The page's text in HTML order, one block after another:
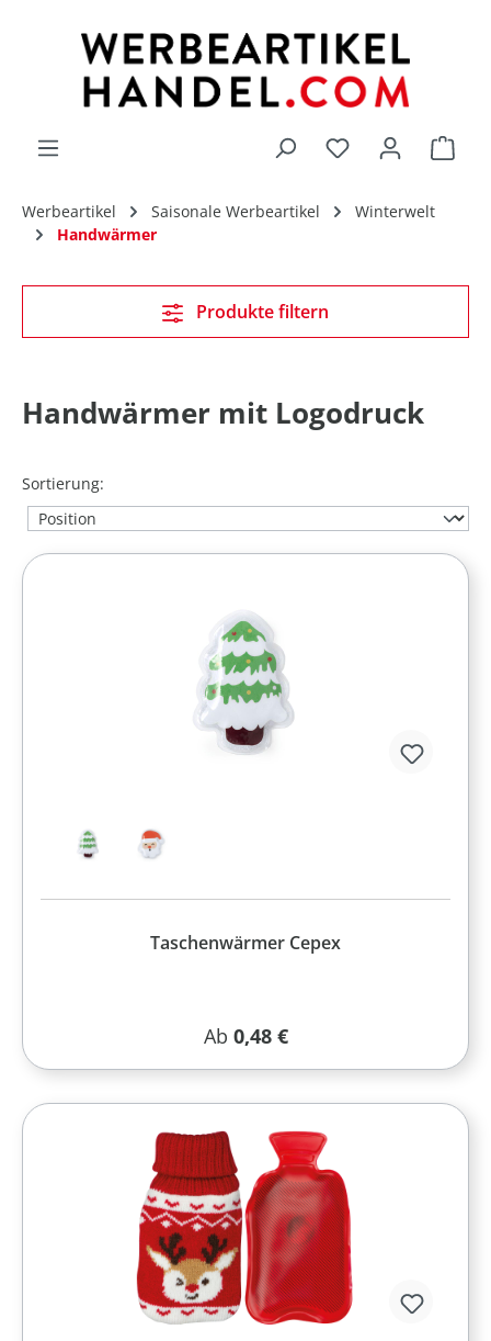
Du hast 0
Werbeartikel Saisonale Werbeartikel
Winterwelt
Handwärmer
Handwärmer mit Logodruck
Sortierung:
Taschenwärmer Cepex
Regulärer Preis:
Ab 0,48 €
Produkte filtern